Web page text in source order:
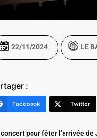
22/11/2024 LE
:
Facebook Twitter
concert pour fêter l’arrivée